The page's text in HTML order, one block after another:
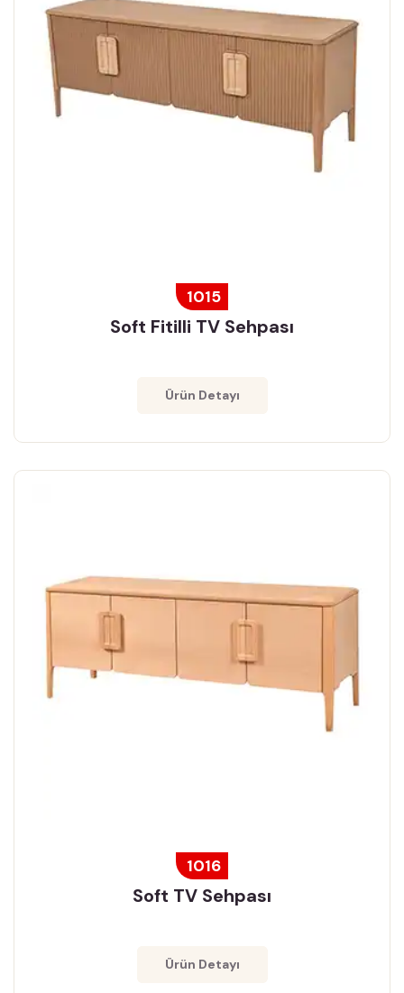
1015
Soft Fitilli TV Sehpası
Ürün Detayı
1016
Soft TV Sehpası
Ürün Detayı